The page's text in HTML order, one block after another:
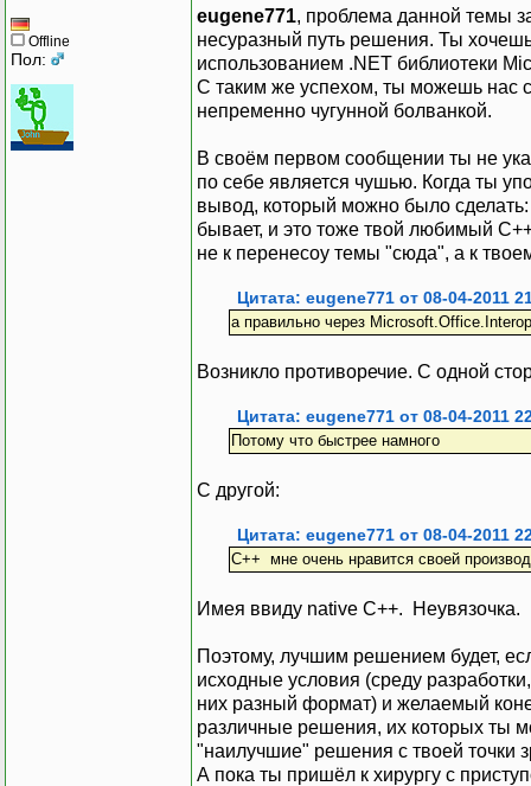
Offline
Пол:
eugene771, проблема данной темы
несуразный путь решения. Ты
использованием .NET библиотеки
С таким же успехом, ты можешь нас
непременно чугунной болванкой.
В своём первом сообщении ты не
по себе является чушью. Когда ты
вывод, который можно было
бывает, и это тоже твой любимый
не к перенесоу темы "сюда", а к
Цитата: eugene771 от 08-04-2011
а правильно через
Возникло противоречие. С одной
Цитата: eugene771 от 08-04-2011
Потому что быстрее намного
С другой:
Цитата: eugene771 от 08-04-2011
С++ мне очень нравится своей
Имея ввиду native C++. Неувязочка.
Поэтому, лучшим решением будет,
исходные условия (среду
них разный формат) и желаемый
различные решения, их которых ты
"наилучшие" решения с твоей точки
А пока ты пришёл к хирургу с